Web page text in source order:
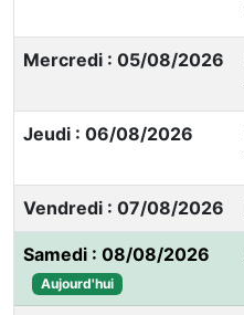
Mercredi : 05/08/2026
Jeudi : 06/08/2026
Vendredi : 07/08/2026
Samedi : 08/08/2026
Aujourd'hui